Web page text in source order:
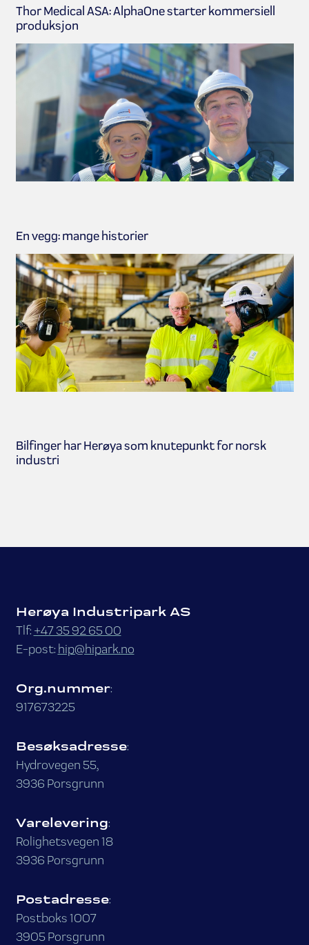
Thor Medical ASA: AlphaOne starter kommersiell
produksjon
En vegg: mange historier
Bilfinger har Herøya som knutepunkt for norsk
industri
Herøya Industripark AS
Tlf: +47 35 92 65 00
E-post: hip@hipark.no
Org.nummer:
917673225
Besøksadresse:
Hydrovegen 55,
3936 Porsgrunn
Varelevering:
Rolighetsvegen 18
3936 Porsgrunn
Postadresse:
Postboks 1007
3905 Porsgrunn